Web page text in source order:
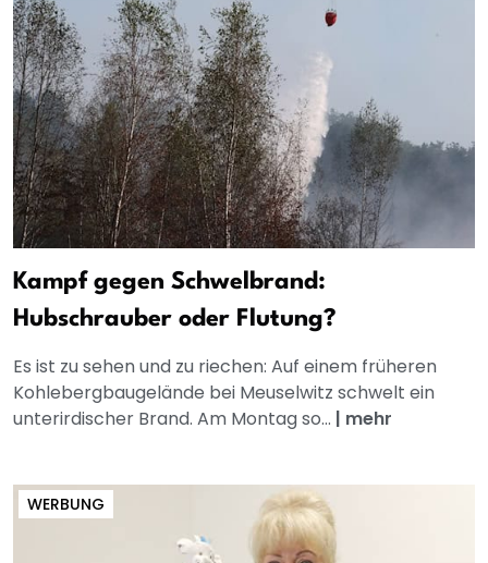
Kampf gegen Schwelbrand:
Hubschrauber oder Flutung?
Es ist zu sehen und zu riechen: Auf einem früheren
Kohlebergbaugelände bei Meuselwitz schwelt ein
unterirdischer Brand. Am Montag so... | mehr
WERBUNG